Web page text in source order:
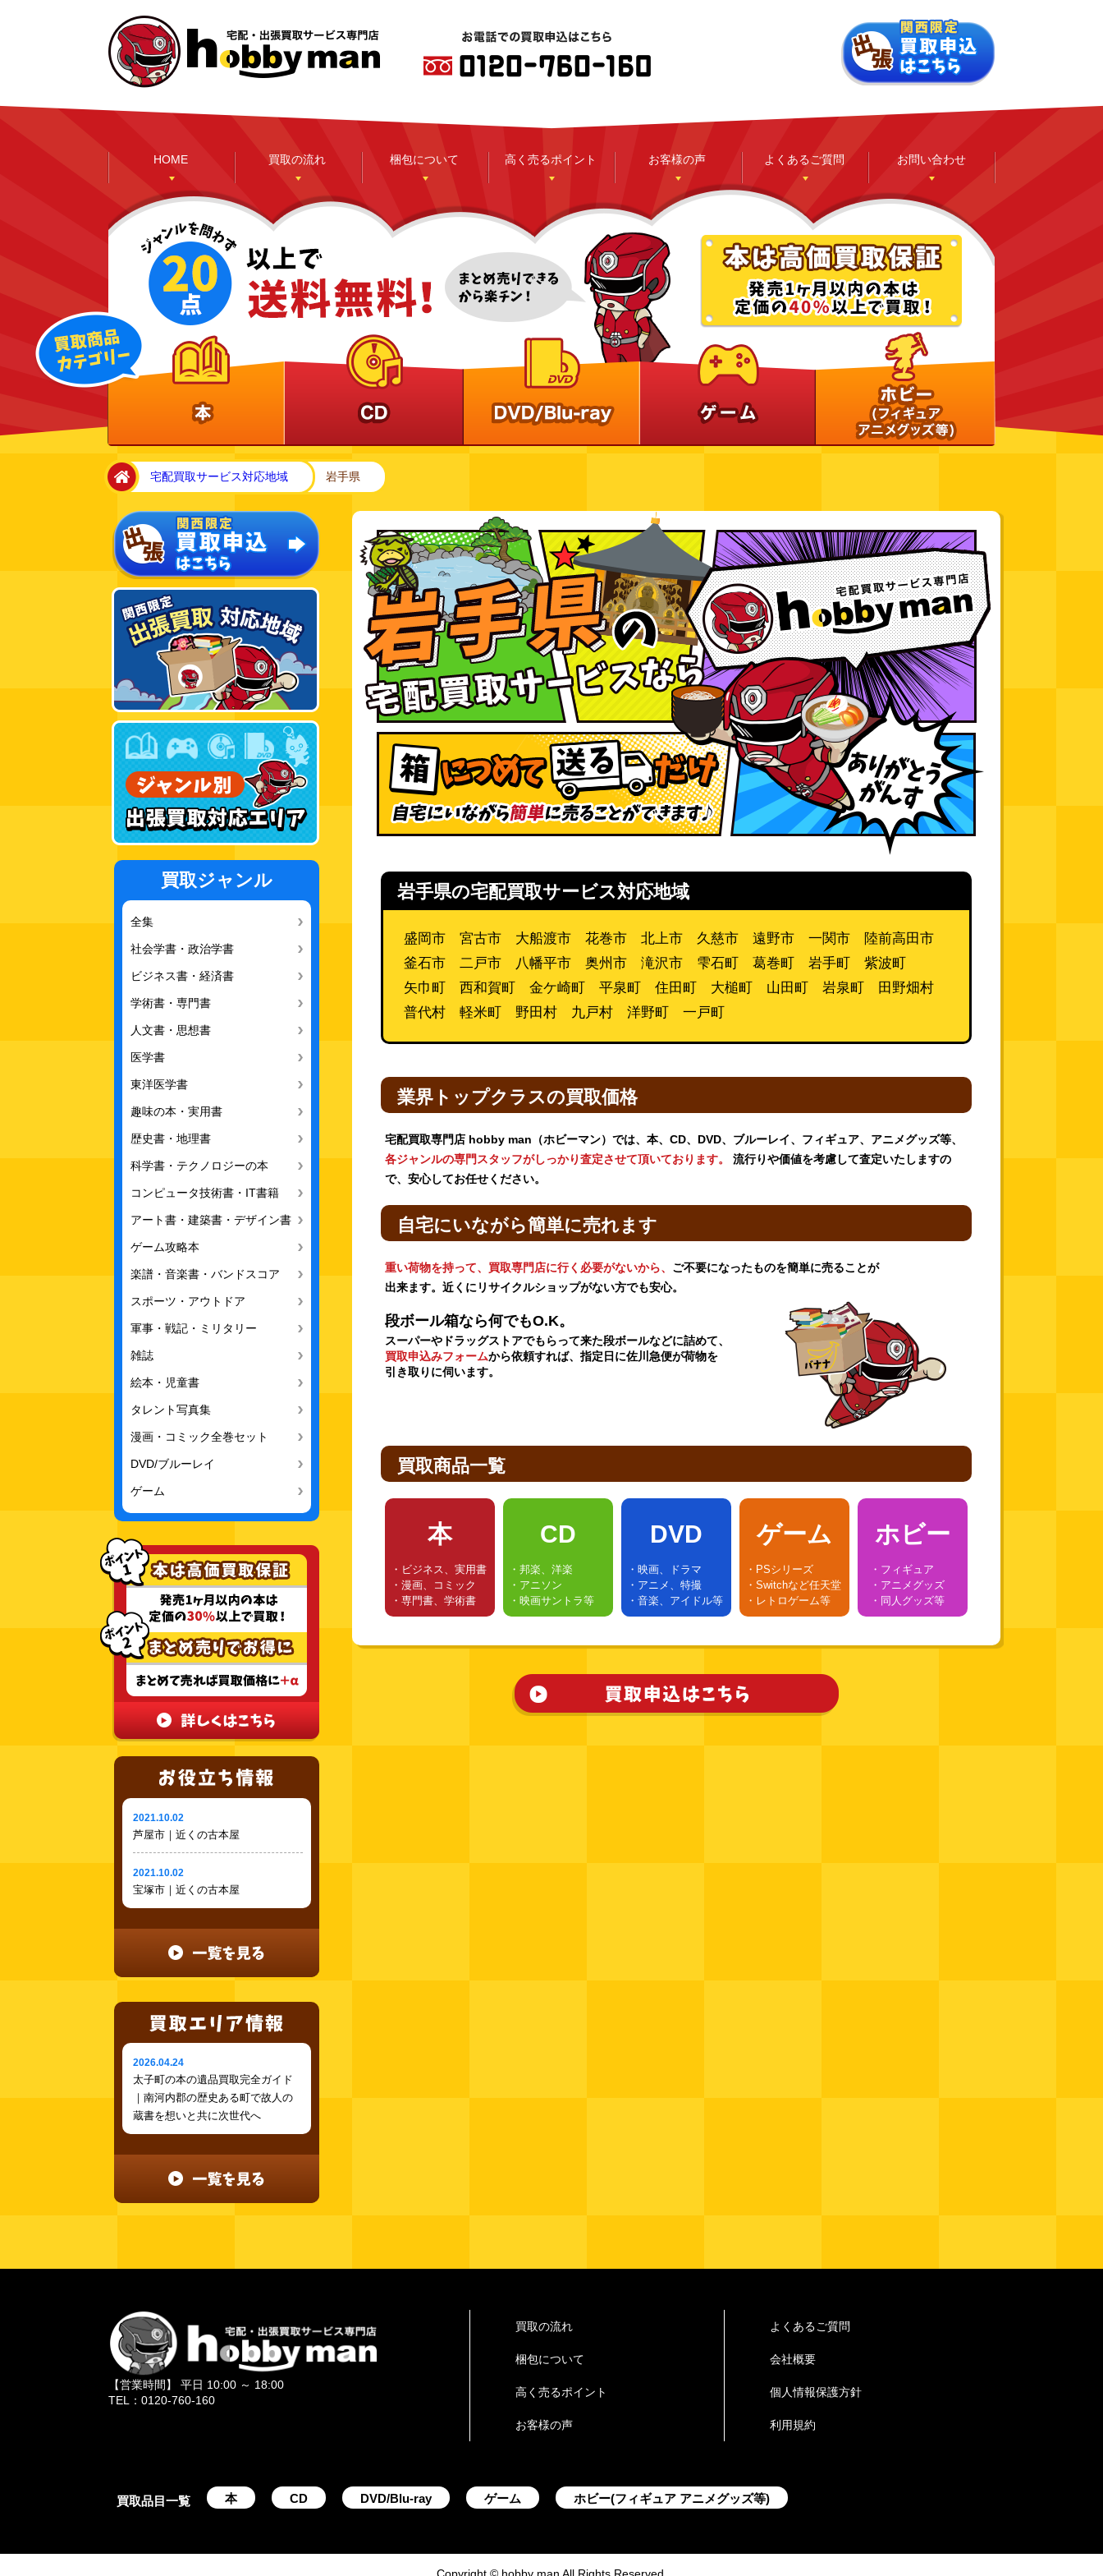
HOME 買取の流れ 梱包について 高く売るポイント お客様の声 よくあるご質問 お問い合わせ
DVD
home宅配買取サービス対応地域 岩手県
買取ジャンル
全集
社会学書・政治学書
ビジネス書・経済書
学術書・専門書
人文書・思想書
医学書
東洋医学書
趣味の本・実用書
歴史書・地理書
科学書・テクノロジーの本
コンピュータ技術書・IT書籍
アート書・建築書・デザイン書
ゲーム攻略本
楽譜・音楽書・バンドスコア
スポーツ・アウトドア
軍事・戦記・ミリタリー
雑誌
絵本・児童書
タレント写真集
漫画・コミック全巻セット
DVD/ブルーレイ
ゲーム
2021.10.02
芦屋市｜近くの古本屋
2021.10.02
宝塚市｜近くの古本屋
2026.04.24
太子町の本の遺品買取完全ガイド
｜南河内郡の歴史ある町で故人の
蔵書を想いと共に次世代へ
岩手県の宅配買取サービス対応地域
盛岡市 宮古市 大船渡市 花巻市 北上市 久慈市 遠野市 一関市 陸前高田市
釜石市 二戸市 八幡平市 奥州市 滝沢市 雫石町 葛巻町 岩手町 紫波町
矢巾町 西和賀町 金ケ崎町 平泉町 住田町 大槌町 山田町 岩泉町 田野畑村
普代村 軽米町 野田村 九戸村 洋野町 一戸町
業界トップクラスの買取価格
宅配買取専門店 hobby man（ホビーマン）では、本、CD、DVD、ブルーレイ、フィギュア、アニメグッズ等、
各ジャンルの専門スタッフがしっかり査定させて頂いております。
流行りや価値を考慮して査定いたしますの
で、安心してお任せください。
自宅にいながら簡単に売れます
重い荷物を持って、買取専門店に行く必要がないから、 ご不要になったものを簡単に売ることが
出来ます。近くにリサイクルショップがない方でも安心。
段ボール箱なら何でもO.K。
スーパーやドラッグストアでもらって来た段ボールなどに詰めて、
買取申込みフォームから依頼すれば、指定日に佐川急便が荷物を
引き取りに伺います。
買取商品一覧
本
・ビジネス、実用書
・漫画、コミック
・専門書、学術書
CD
・邦楽、洋楽
・アニソン
・映画サントラ等
DVD
・映画、ドラマ
・アニメ、特撮
・音楽、アイドル等
ゲーム
・PSシリーズ
・Switchなど任天堂
・レトロゲーム等
ホビー
・フィギュア
・アニメグッズ
・同人グッズ等
【営業時間】 平日 10:00 ～ 18:00
TEL：0120-760-160
買取の流れ
梱包について
高く売るポイント
お客様の声
よくあるご質問
会社概要
個人情報保護方針
利用規約
買取品目一覧 本 CD DVD/Blu-ray ゲーム ホビー(フィギュア アニメグッズ等)